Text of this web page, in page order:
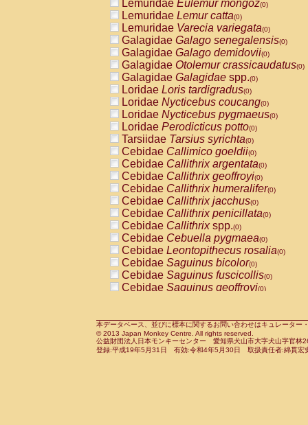
(0)
AtelidaeAlouatta seniculus
AtelidaeAlouattaspp.(0)
AtelidaeAteles belzebuth(0)
AtelidaeAteles geoffroyi(0)
AtelidaeAteles paniscus(0)
AtelidaeAtelesspp.(0)
Atelidae Lagothrix lagothricha
AtelidaeLagothrix lagothricha cana
PitheciidaeCacajao calvus
PitheciidaeCallicebus cupreus
PitheciidaeCallicebus donacophilus
PitheciidaeCallicebus moloch
PitheciidaeCallicebus torquatus
PitheciidaeCallicebusspp.(0)
PitheciidaeChiropotes satanas(0)
PitheciidaePithecia monachus
PitheciidaePithecia pithecia(0)
CercopithecidaeCercocebus agilis
CercopithecidaeCercocebus
CercopithecidaeCercocebus
CercopithecidaeCercocebus
CercopithecidaeCercocebus
CercopithecidaeCercocebushybrid
CercopithecidaePapio anubis(0)
CercopithecidaePapio cynocephalus
CercopithecidaePapio hamadryas(0)
Lemuridae Eulemur mongoz(0)
Lemuridae Lemur catta(0)
Lemuridae Varecia variegata(0)
Galagidae Galago senegalensis(0)
Galagidae Galago demidovii(0)
Galagidae Otolemur crassicaudatus(0)
Galagidae Galagidae spp.(0)
Loridae Loris tardigradus(0)
Loridae Nycticebus coucang(0)
Loridae Nycticebus pygmaeus(0)
Loridae Perodicticus potto(0)
Tarsiidae Tarsius syrichta(0)
Cebidae Callimico goeldii(0)
Cebidae Callithrix argentata(0)
Cebidae Callithrix geoffroyi(0)
Cebidae Callithrix humeralifer(0)
Cebidae Callithrix jacchus(0)
Cebidae Callithrix penicillata(0)
Cebidae Callithrixspp.(0)
Cebidae Cebuella pygmaea(0)
Cebidae Leontopithecus rosalia(0)
Cebidae Saguinus bicolor(0)
Cebidae Saguinus fuscicollis(0)
Cebidae Saguinus geoffroyi(0)
CebidaeSaguinus leucopus(0)
CebidaeSaguinus midas(0)
Cebidae Saguinus mystax(0)
本データベース、並びに標本に関するお問い合わせはキュレータ
© 2013 Japan Monkey Centre. All rights reserved.
公益財団法人日本モンキーセンター 愛知県犬山市大字犬山字官
登録:平成19年5月31日 有効:令和4年5月30日 取扱責任者:綿貫宏